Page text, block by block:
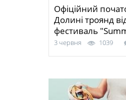
Офіційний
Долині троянд
фестиваль
3 червня 1039